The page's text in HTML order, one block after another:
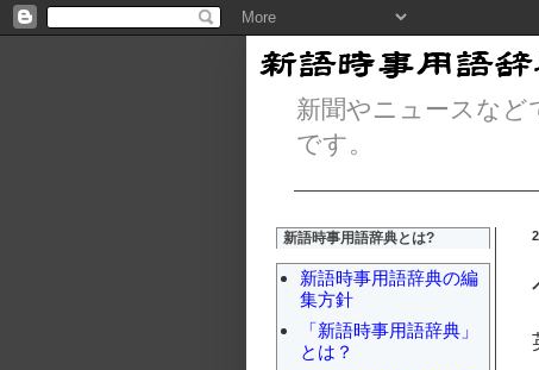
新聞やニュースなど
です。
新語時事用語辞典とは?
新語時事用語辞典の編
集方針
「新語時事用語辞典」
とは？